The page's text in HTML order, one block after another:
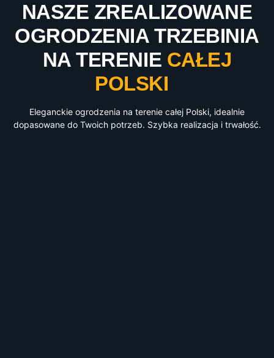
NASZE ZREALIZOWANE
OGRODZENIA TRZEBINIA
NA TERENIE CAŁEJ
POLSKI
Eleganckie ogrodzenia na terenie całej Polski, idealnie
dopasowane do Twoich potrzeb. Szybka realizacja i trwałość.